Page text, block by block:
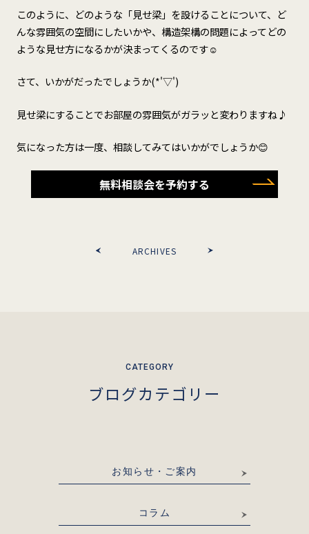
このように、どのような「見せ梁」を設けることについて、ど
んな雰囲気の空間にしたいかや、構造架構の問題によってどの
ような見せ方になるかが決まってくるのです☺
さて、いかがだったでしょうか(*'▽')
見せ梁にすることでお部屋の雰囲気がガラッと変わりますね♪
気になった方は一度、相談してみてはいかがでしょうか😊
無料相談会を予約する
ARCHIVES
ブログカテゴリー
お知らせ・ご案内
コラム